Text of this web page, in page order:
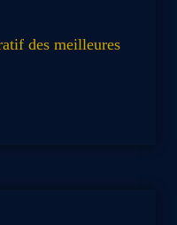
des meilleures